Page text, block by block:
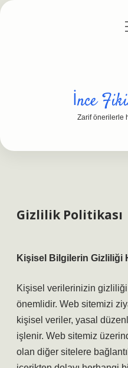
Gizlilik
İnce
Zarif önerilerle
Gizlilik Politikası
Kişisel Bilgilerin Gizliliği
Kişisel verilerinizin
önemlidir. Web sitemizi
kişisel veriler, yasal
işlenir. Web sitemiz
olan diğer sitelere